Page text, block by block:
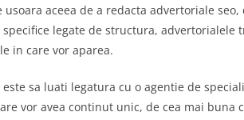
usoara aceea de a redacta advertoriale
legate de structura, advertorialele
in care vor aparea.
sa luati legatura cu o agentie de
vor avea continut unic, de cea mai buna